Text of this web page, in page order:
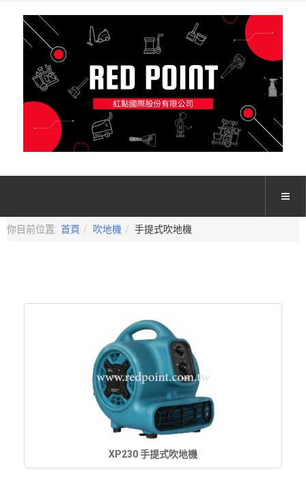
你目前位置: 首頁 吹地機 手提式吹地機
XP230 手提式吹地機